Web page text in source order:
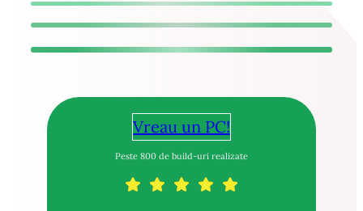
Vreau un PC!
Peste 800 de build-uri realizate